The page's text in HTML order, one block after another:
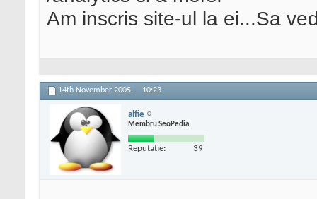
Am inscris site-ul la ei...Sa
14th November 2005, 10:23
alfie
Membru SeoPedia
Reputatie: 39